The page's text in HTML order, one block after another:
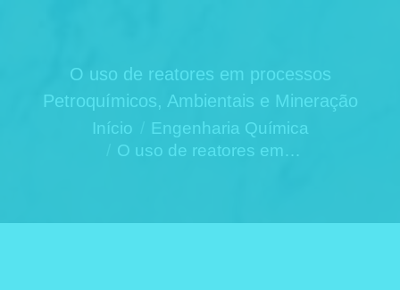
O uso de reatores em processos
Petroquímicos, Ambientais e Mineração
Você está aqui:Início
Engenharia Química
O uso de reatores em…